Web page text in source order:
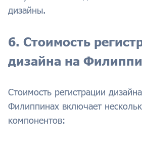
дизайны.
6. Стоимость
дизайна на
Стоимость регистрации
Филиппинах включает
компонентов: